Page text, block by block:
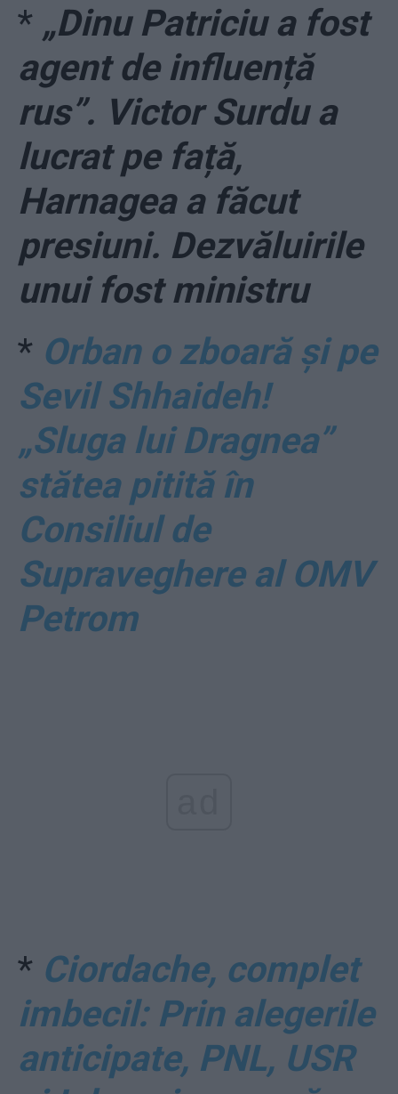
* „Dinu Patriciu a fost
agent de influență
rus”. Victor Surdu a
lucrat pe față,
Harnagea a făcut
presiuni. Dezvăluirile
unui fost ministru
* Orban o zboară și pe
Sevil Shhaideh!
„Sluga lui Dragnea”
stătea pitită în
Consiliul de
Supraveghere al OMV
Petrom
* Ciordache, complet
imbecil: Prin alegerile
anticipate, PNL, USR